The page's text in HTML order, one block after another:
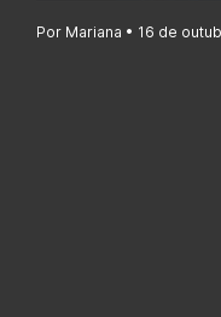
Por Mariana • 16 de